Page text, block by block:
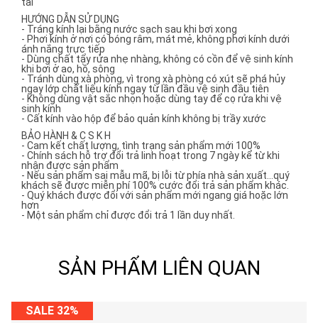
HƯỚNG DẪN SỬ DỤNG
- Tráng kính lại bằng nước sạch sau khi bơi xong
- Phơi kính ở nơi có bóng râm, mát mẻ, không phơi kính dưới
ánh nắng trực tiếp
- Dùng chất tẩy rửa nhẹ nhàng, không có cồn để vệ sinh kính
khi bơi ở ao, hồ, sông
- Tránh dùng xà phòng, vì trong xà phòng có xút sẽ phá hủy
ngay lớp chất liệu kính ngay từ lần đầu vệ sinh đầu tiên
- Không dùng vật sắc nhọn hoặc dùng tay để cọ rửa khi vệ
sinh kính
- Cất kính vào hộp để bảo quản kính không bị trầy xước
BẢO HÀNH & C S K H
- Cam kết chất lượng, tình trạng sản phẩm mới 100%
- Chính sách hỗ trợ đổi trả linh hoạt trong 7 ngày kể từ khi
nhận được sản phẩm
- Nếu sản phẩm sai mẫu mã, bị lỗi từ phía nhà sản xuất...quý
khách sẽ được miễn phí 100% cước đổi trả sản phẩm khác.
- Quý khách được đổi với sản phẩm mới ngang giá hoặc lớn
hơn
- Một sản phẩm chỉ được đổi trả 1 lần duy nhất.
SẢN PHẨM LIÊN QUAN
SALE 32%